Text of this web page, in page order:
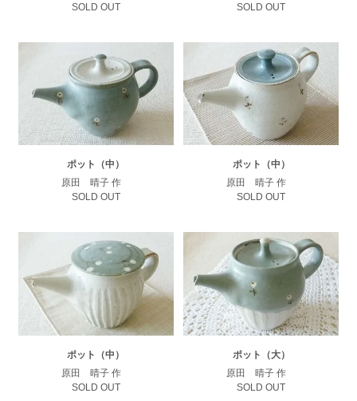
SOLD OUT
SOLD OUT
ポット（中）
原田 晴子 作
SOLD OUT
ポット（中）
原田 晴子 作
SOLD OUT
ポット（中）
原田 晴子 作
SOLD OUT
ポット（大）
原田 晴子 作
SOLD OUT